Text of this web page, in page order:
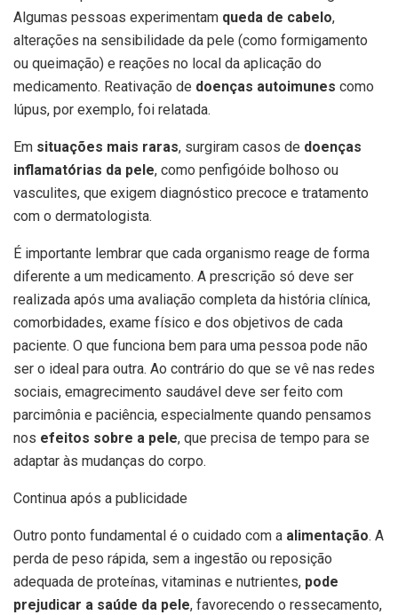
Algumas pessoas experimentam queda de cabelo,
alterações na sensibilidade da pele (como formigamento
ou queimação) e reações no local da aplicação do
medicamento. Reativação de doenças autoimunes como
lúpus, por exemplo, foi relatada.
Em situações mais raras, surgiram casos de doenças
inflamatórias da pele, como penfigóide bolhoso ou
vasculites, que exigem diagnóstico precoce e tratamento
com o dermatologista.
É importante lembrar que cada organismo reage de forma
diferente a um medicamento. A prescrição só deve ser
realizada após uma avaliação completa da história clínica,
comorbidades, exame físico e dos objetivos de cada
paciente. O que funciona bem para uma pessoa pode não
ser o ideal para outra. Ao contrário do que se vê nas redes
sociais, emagrecimento saudável deve ser feito com
parcimônia e paciência, especialmente quando pensamos
nos efeitos sobre a pele, que precisa de tempo para se
adaptar às mudanças do corpo.
Continua após a publicidade
Outro ponto fundamental é o cuidado com a alimentação. A
perda de peso rápida, sem a ingestão ou reposição
adequada de proteínas, vitaminas e nutrientes, pode
prejudicar a saúde da pele, favorecendo o ressecamento,